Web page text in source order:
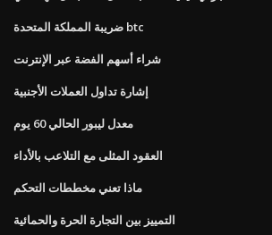
ضريبة المملكة المتحدة btc
شراء أسهم الفضة عبر الإنترنت
إشارة تداول العملات الأجنبية
معدل ليبور الحالي 60 يوم
العقود المثلى مع التلاعب بالأداء
ماذا تعني مخططات التحكم
التمييز بين التجارة الحرة والحمائية